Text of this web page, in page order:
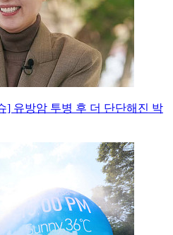
] 유방암 투병 후 더 단단해진 박